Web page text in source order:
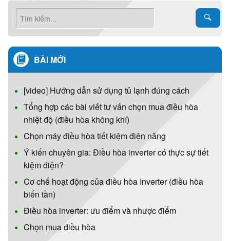
BÀI MỚI
[video] Hướng dẫn sử dụng tủ lạnh đúng cách
Tổng hợp các bài viết tư vấn chọn mua điều hòa
nhiệt độ (điều hòa không khí)
Chọn máy điều hòa tiết kiệm điện năng
Ý kiến chuyên gia: Điều hòa inverter có thực sự tiết
kiệm điện?
Cơ chế hoạt động của điều hòa Inverter (điều hòa
biến tần)
Điều hòa inverter: ưu điểm và nhược điểm
Chọn mua điều hòa